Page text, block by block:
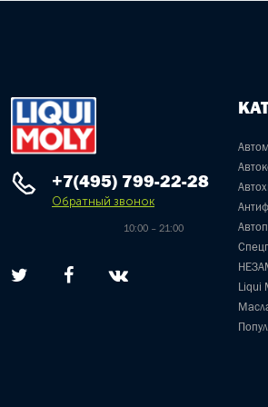
+7(495) 799-22-28
Обратный звонок
10:00 – 21:00
Liqui